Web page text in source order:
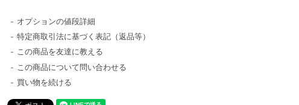
オプションの値段詳細
特定商取引法に基づく表記（返品等）
この商品を友達に教える
この商品について問い合わせる
買い物を続ける